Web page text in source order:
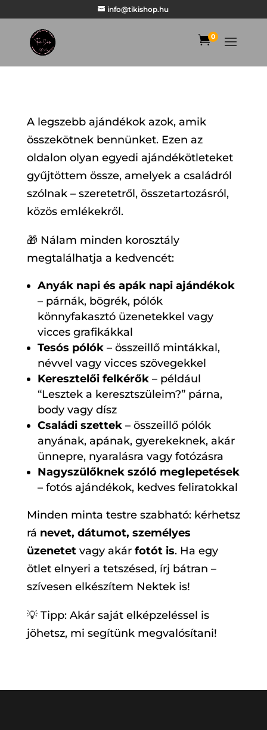
info@tikishop.hu
0
A legszebb ajándékok azok, amik
összekötnek bennünket. Ezen az
oldalon olyan egyedi ajándékötleteket
gyűjtöttem össze, amelyek a családról
szólnak – szeretetről, összetartozásról,
közös emlékekről.
🎁 Nálam minden korosztály
megtalálhatja a kedvencét:
Anyák napi és apák napi ajándékok
– párnák, bögrék, pólók
könnyfakasztó üzenetekkel vagy
vicces grafikákkal
Tesós pólók– összeillő mintákkal,
névvel vagy vicces szövegekkel
Keresztelői felkérők– például
“Lesztek a keresztszüleim?” párna,
body vagy dísz
Családi szettek– összeillő pólók
anyának, apának, gyerekeknek, akár
ünnepre, nyaralásra vagy fotózásra
Nagyszülőknek szóló meglepetések
– fotós ajándékok, kedves feliratokkal
Minden minta testre szabható: kérhetsz
rá nevet, dátumot, személyes
üzenetetvagy akár fotót is. Ha egy
ötlet elnyeri a tetszésed, írj bátran –
szívesen elkészítem Nektek is!
💡 Tipp: Akár saját elképzeléssel is
jöhetsz, mi segítünk megvalósítani!